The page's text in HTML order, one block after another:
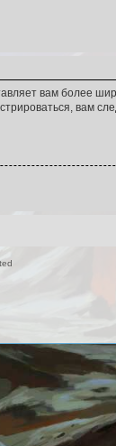
вам более
вам